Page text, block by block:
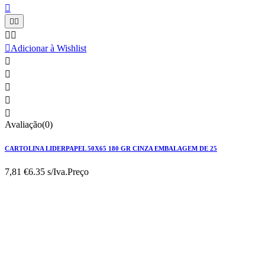

 
 
Adicionar à Wishlist





Avaliação(0)
CARTOLINA LIDERPAPEL 50X65 180 GR CINZA EMBALAGEM DE 25
7,81 €6.35 s/Iva.Preço